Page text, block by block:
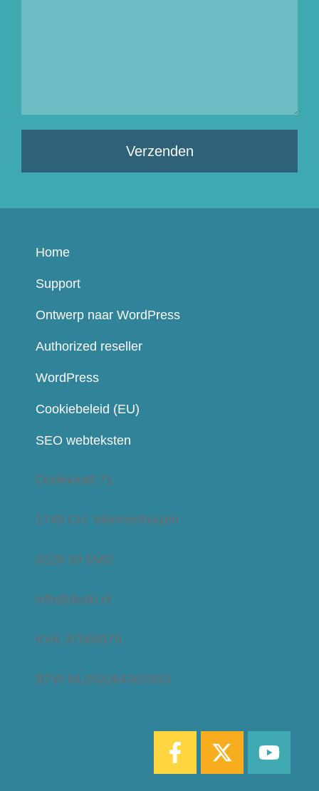
Verzenden
Home
Support
Ontwerp naar WordPress
Authorized reseller
WordPress
Cookiebeleid (EU)
SEO webteksten
Oudevaart 71
1749 CH Warmenhuizen
0226 39 5582
info@dodo.nl
KVK 37069678
BTW NL002064367B53